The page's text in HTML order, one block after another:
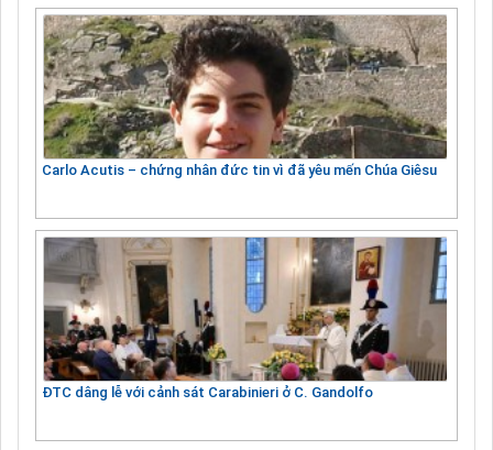
Carlo Acutis – chứng nhân đức tin vì đã yêu mến Chúa Giêsu
ĐTC dâng lễ với cảnh sát Carabinieri ở C. Gandolfo